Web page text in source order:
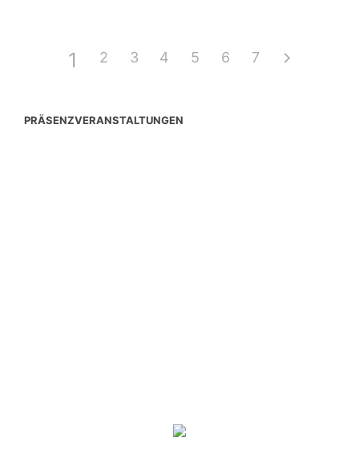
1 2 3 4 5 6 7
PRÄSENZVERANSTALTUNGEN